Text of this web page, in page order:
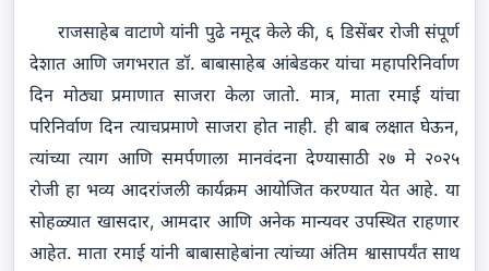
राजसाहेब वाटाणे यांनी पुढे नमूद केले की, ६ डिसेंबर रोजी संपूर्ण
देशात आणि जगभरात डॉ. बाबासाहेब आंबेडकर यांचा महापरिनिर्वाण
दिन मोठ्या प्रमाणात साजरा केला जातो. मात्र, माता रमाई यांचा
परिनिर्वाण दिन त्याचप्रमाणे साजरा होत नाही. ही बाब लक्षात घेऊन,
त्यांच्या त्याग आणि समर्पणाला मानवंदना देण्यासाठी २७ मे २०२५
रोजी हा भव्य आदरांजली कार्यक्रम आयोजित करण्यात येत आहे. या
सोहळ्यात खासदार, आमदार आणि अनेक मान्यवर उपस्थित राहणार
आहेत. माता रमाई यांनी बाबासाहेबांना त्यांच्या अंतिम श्वासापर्यंत साथ